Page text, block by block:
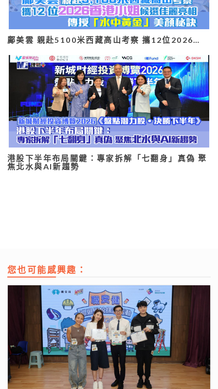
鄺美雲 親赴5100米西藏高山考察 攜12位2026…
港股下半年布局關鍵：專家拆解「七翻身」真偽 聚
焦北水與AI新趨勢
您也可能感興趣：